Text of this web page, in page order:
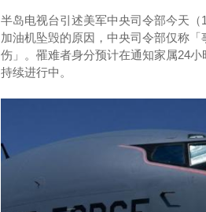
半岛电视台引述美军中央司令部今天
加油机坠毁的原因，中央司令部仅称
伤」。罹难者身分预计在通知家属24
持续进行中。